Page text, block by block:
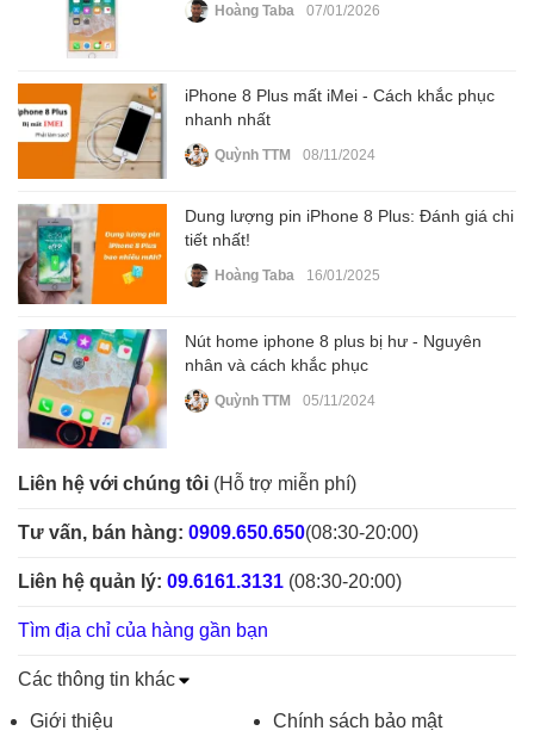
Hoàng Taba 07/01/2026
iPhone 8 Plus mất iMei - Cách khắc phục
nhanh nhất
Quỳnh TTM 08/11/2024
Dung lượng pin iPhone 8 Plus: Đánh giá chi
tiết nhất!
Hoàng Taba 16/01/2025
Nút home iphone 8 plus bị hư - Nguyên
nhân và cách khắc phục
Quỳnh TTM 05/11/2024
Liên hệ với chúng tôi (Hỗ trợ miễn phí)
Tư vấn, bán hàng: 0909.650.650(08:30-20:00)
Liên hệ quản lý: 09.6161.3131 (08:30-20:00)
Tìm địa chỉ của hàng gần bạn
Các thông tin khác
Giới thiệu
Chính sách bảo mật